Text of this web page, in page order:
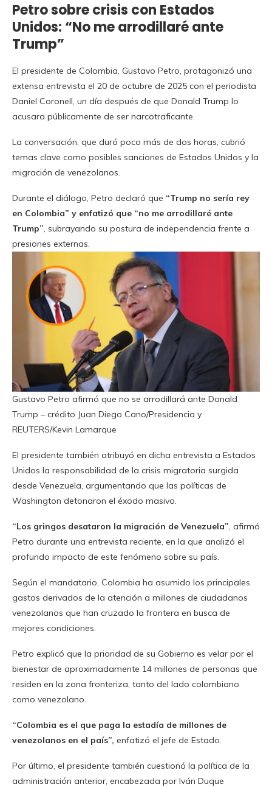
Petro sobre crisis con Estados
Unidos: “No me arrodillaré ante
Trump”
El presidente de Colombia, Gustavo Petro, protagonizó una
extensa entrevista el 20 de octubre de 2025 con el periodista
Daniel Coronell, un día después de que Donald Trump lo
acusara públicamente de ser narcotraficante.
La conversación, que duró poco más de dos horas, cubrió
temas clave como posibles sanciones de Estados Unidos y la
migración de venezolanos.
Durante el diálogo, Petro declaró que “Trump no sería rey
en Colombia” y enfatizó que “no me arrodillaré ante
Trump”, subrayando su postura de independencia frente a
presiones externas.
Gustavo Petro afirmó que no se arrodillará ante Donald
Trump – crédito Juan Diego Cano/Presidencia y
REUTERS/Kevin Lamarque
El presidente también atribuyó en dicha entrevista a Estados
Unidos la responsabilidad de la crisis migratoria surgida
desde Venezuela, argumentando que las políticas de
Washington detonaron el éxodo masivo.
“Los gringos desataron la migración de Venezuela”, afirmó
Petro durante una entrevista reciente, en la que analizó el
profundo impacto de este fenómeno sobre su país.
Según el mandatario, Colombia ha asumido los principales
gastos derivados de la atención a millones de ciudadanos
venezolanos que han cruzado la frontera en busca de
mejores condiciones.
Petro explicó que la prioridad de su Gobierno es velar por el
bienestar de aproximadamente 14 millones de personas que
residen en la zona fronteriza, tanto del lado colombiano
como venezolano.
“Colombia es el que paga la estadía de millones de
venezolanos en el país”, enfatizó el jefe de Estado.
Por último, el presidente también cuestionó la política de la
administración anterior, encabezada por Iván Duque